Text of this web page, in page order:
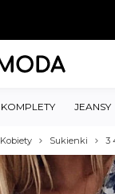
KOMPLETY JEANSY
Kobiety Sukienki 3